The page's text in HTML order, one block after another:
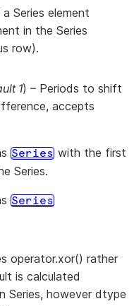
Series element
in the Series
row).
1) – Periods to shift
accepts
Series with the first
Series.
Series
operator.xor() rather
is calculated
Series, however dtype